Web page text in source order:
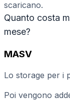
scaricano.
Quanto costa
mese?
MASV
Lo storage per i
Poi vengono